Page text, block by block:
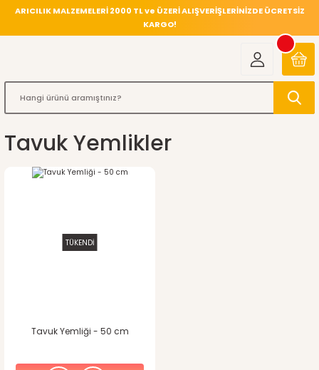
ARICILIK MALZEMELERİ 2000 TL ve ÜZERİ ALIŞVERİŞLERİNİZDE ÜCRETSİZ
KARGO!
Tavuk Yemlikler
TÜKENDİ
Tavuk Yemliği - 50 cm